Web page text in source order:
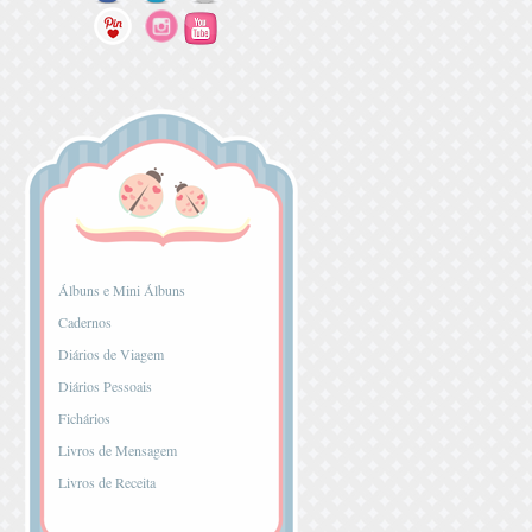
Álbuns e Mini Álbuns
Cadernos
Diários de Viagem
Diários Pessoais
Fichários
Livros de Mensagem
Livros de Receita